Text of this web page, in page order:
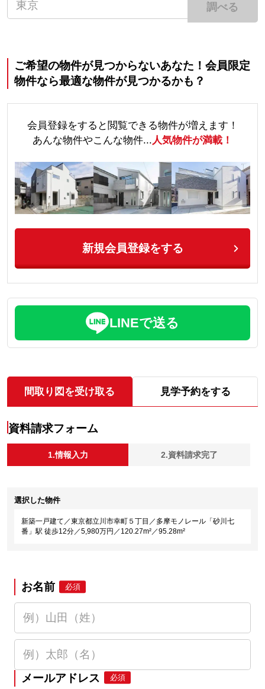
調べる
ご希望の物件が見つからないあなた！会員限定
物件なら最適な物件が見つかるかも？
会員登録をすると閲覧できる物件が増えます！
あんな物件やこんな物件...人気物件が満載！
新規会員登録をする
LINEで送る
間取り図を受け取る 見学予約をする
資料請求フォーム
1.情報入力 2.資料請求完了
選択した物件
新築一戸建て／東京都立川市幸町５丁目／多摩モノレール「砂川七
番」駅 徒歩12分／5,980万円／120.27m²／95.28m²
お名前 必須
メールアドレス 必須